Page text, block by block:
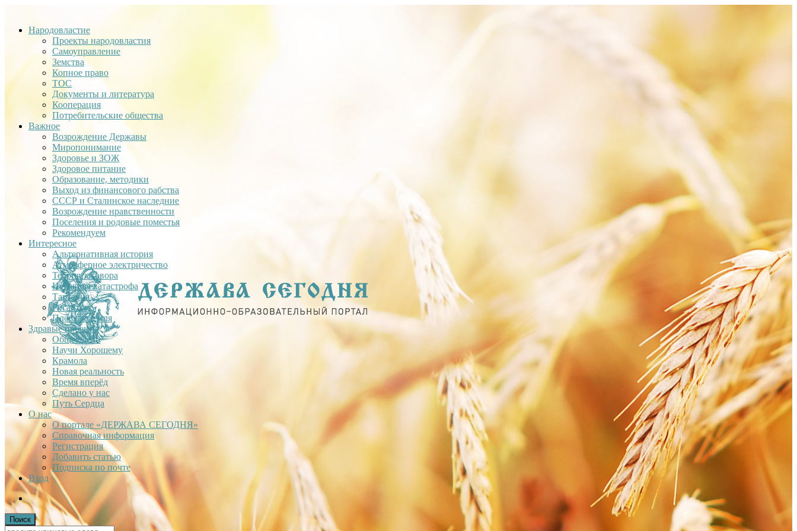
Народовластие
Проекты народовластия
Самоуправление
Земства
Копное право
ТОС
Документы и литература
Кооперация
Потребительские общества
Важное
Возрождение Державы
Миропонимание
Здоровье и ЗОЖ
Здоровое питание
Образование, методики
Выход из финансового рабства
СССР и Сталинское наследние
Возрождение нравственности
Поселения и родовые поместья
Рекомендуем
Интересное
Альтернативная история
Атмосферное электричество
Теория заговора
Недавняя катастрофа
Тартария
Гиганты
Плоская Земля
Здравые проекты
Общее дело
Научи Хорошему
Крамола
Новая реальность
Время вперёд
Сделано у нас
Путь Сердца
О нас
О портале «ДЕРЖАВА СЕГОДНЯ»
Справочная информация
Регистрация
Добавить статью
Подписка по почте
Вход